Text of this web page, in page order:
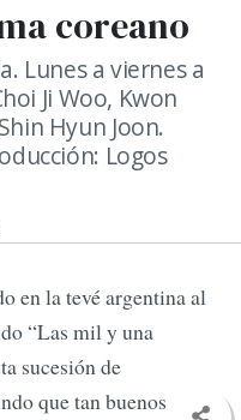
coreano
Lunes a viernes a
Ji Woo, Kwon
Hyun Joon.
Logos
en la tevé argentina al
“Las mil y una
sucesión de
que tan buenos